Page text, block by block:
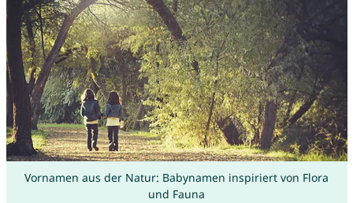
Vornamen aus der Natur: Babynamen inspiriert von Flora
und Fauna